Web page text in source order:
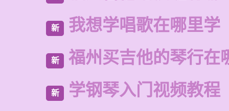
新 我想学唱歌在哪里学
新 福州买吉他的琴行在
新 学钢琴入门视频教程